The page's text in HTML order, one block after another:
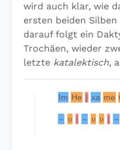
wird auch klar, wie
ersten beiden
darauf folgt ein
Trochäen, wieder
letzte katalektisch,
Im He | xa me
– υ | – υ υ | –